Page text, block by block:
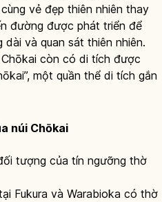
vẻ đẹp thiên nhiên thay
đường được phát triển để
và quan sát thiên nhiên.
còn có di tích được
một quần thể di tích gắn
núi Chōkai
tượng của tín ngưỡng thờ
Fukura và Warabioka có thờ